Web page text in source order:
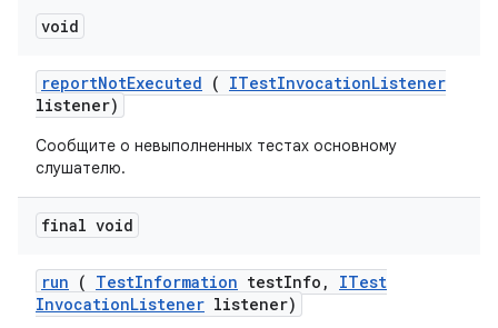
void
reportNotExecuted ( ITestInvocationListener
listener)
Сообщите о невыполненных тестах основному
слушателю.
final void
run ( TestInformation testInfo ,
ITest
InvocationListener listener)